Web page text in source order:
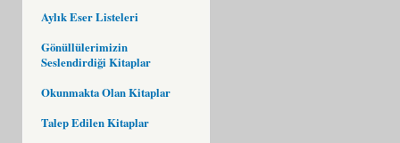
Aylık Eser Listeleri
Gönüllülerimizin
Seslendirdiği Kitaplar
Okunmakta Olan Kitaplar
Talep Edilen Kitaplar